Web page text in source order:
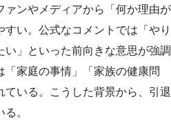
ァンやメディアから「何か理由が
い。公式なコメントでは「やり
」といった前向きな意思が強調
「家庭の事情」「家族の健康問
ている。こうした背景から、引退
。